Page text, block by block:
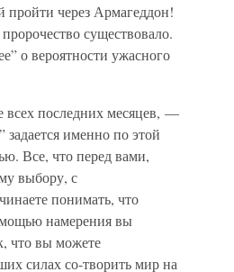
через Армагеддон!
существовало.
о вероятности ужасного
всех последних месяцев, —
задается именно по этой
Все, что перед вами,
выбору, с
понимать, что
намерения вы
что вы можете
силах со-творить мир на